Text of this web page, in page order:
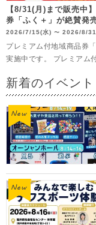
【8/31(月)まで販売中
券「ふく＋」が絶賛発
2026/7/15(水) 〜 2026/8/
プレミアム付地域商品券
実施中です。 プレミアム
新着のイベント